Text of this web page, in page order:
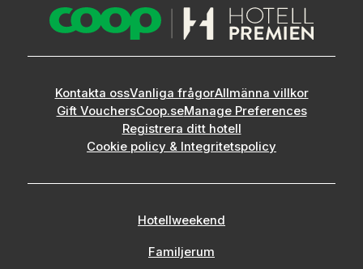
Kontakta ossVanliga frågorAllmänna villkor
Gift VouchersCoop.seManage Preferences
Registrera ditt hotell
Cookie policy & Integritetspolicy
Hotellweekend
Familjerum